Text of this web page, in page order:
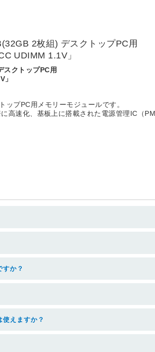
2枚組) デスクトップPC用
UDIMM 1.1V」
クトップPC用
プPC用メモリーモジュールです。
速化、基板上に搭載された電源管理IC（
か？
えますか？